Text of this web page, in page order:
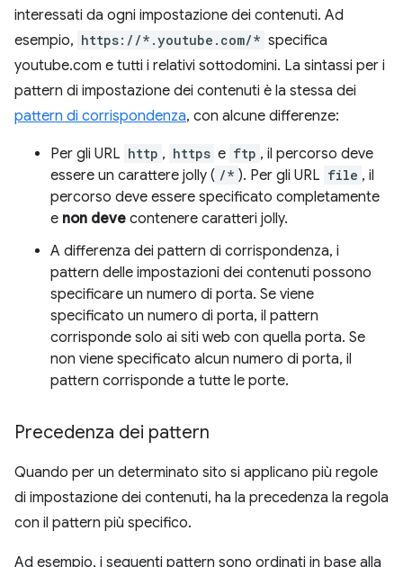
interessati da ogni impostazione dei contenuti. Ad
esempio, https://*.youtube.com/* specifica
youtube.com e tutti i relativi sottodomini. La sintassi per i
pattern di impostazione dei contenuti è la stessa dei
pattern di corrispondenza, con alcune differenze:
Per gli URL http , https e ftp , il percorso deve
essere un carattere jolly ( /* ). Per gli URL file , il
percorso deve essere specificato completamente
e non deve contenere caratteri jolly.
A differenza dei pattern di corrispondenza, i
pattern delle impostazioni dei contenuti possono
specificare un numero di porta. Se viene
specificato un numero di porta, il pattern
corrisponde solo ai siti web con quella porta. Se
non viene specificato alcun numero di porta, il
pattern corrisponde a tutte le porte.
Precedenza dei pattern
Quando per un determinato sito si applicano più regole
di impostazione dei contenuti, ha la precedenza la regola
con il pattern più specifico.
Ad esempio, i seguenti pattern sono ordinati in base alla